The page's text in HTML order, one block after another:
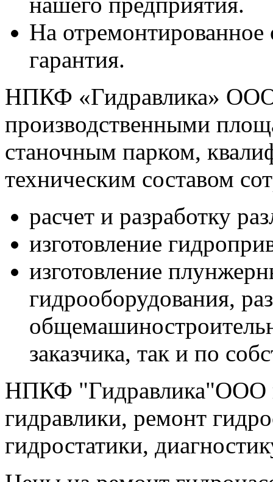
На отремонтированное
гарантия.
НПКФ «Гидравлика»
производственными
станочным парком,
техническим составом
расчет и разработку
изготовление
изготовление
гидрооборудования,
заказчика, так и по
НПКФ "Гидравлика"ООО
гидравлики, ремонт
гидростатики,